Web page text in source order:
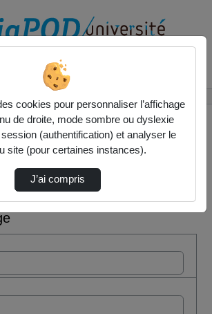
nous
cookies pour personnaliser l’affichage
de droite, mode sombre ou dyslexie
(authentification) et analyser le
site (pour certaines instances).
J’ai compris